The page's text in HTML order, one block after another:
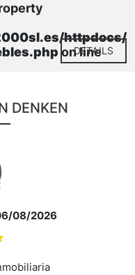
httpdocs/
on line
DETAILS
DENKEN
08/2026